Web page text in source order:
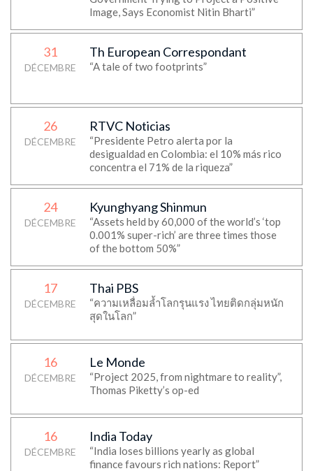
Image, Says Economist Nitin Bharti”
31
DÉCEMBRE
Th European Correspondant
“A tale of two footprints”
26
DÉCEMBRE
RTVC Noticias
“Presidente Petro alerta por la
desigualdad en Colombia: el 10% más rico
concentra el 71% de la riqueza”
24
DÉCEMBRE
Kyunghyang Shinmun
“Assets held by 60,000 of the world’s ‘top
0.001% super-rich’ are three times those
of the bottom 50%”
17
DÉCEMBRE
Thai PBS
“ความเหลื่อมล้ำโลกรุนแรง ไทยติดกลุ่มหนัก
สุดในโลก”
16
DÉCEMBRE
Le Monde
“Project 2025, from nightmare to reality”,
Thomas Piketty’s op-ed
16
DÉCEMBRE
India Today
“India loses billions yearly as global
finance favours rich nations: Report”